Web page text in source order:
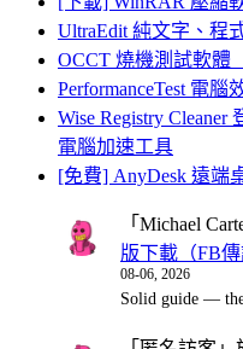
UltraEdit 純文字、程
OCCT 燒機測試軟體
PerformanceTest 電
Wise Registry
電腦加速工具
[免費] AnyDesk 遠端
「 Michael
版下載（FB傳
08-06, 2026
Solid guide —